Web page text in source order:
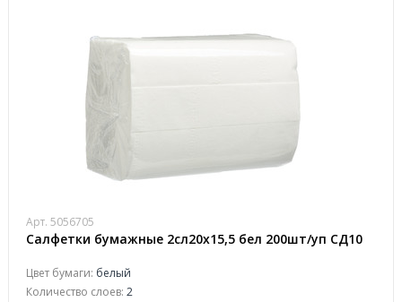
Арт. 5056705
Салфетки бумажные 2сл20х15,5 бел 200шт/уп СД10
Цвет бумаги: белый
Количество слоев: 2